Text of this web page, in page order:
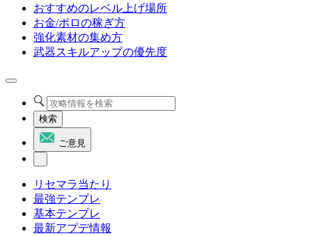
おすすめのレベル上げ場所
お金/ポロの稼ぎ方
強化素材の集め方
武器スキルアップの優先度
検索
ご意見
リセマラ当たり
最強テンプレ
基本テンプレ
最新アプデ情報